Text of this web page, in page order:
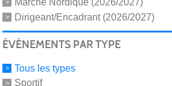
Dirigeant/Encadrant (2026/2027)
ÉVÉNEMENTS PAR TYPE
Tous les types
Sportif